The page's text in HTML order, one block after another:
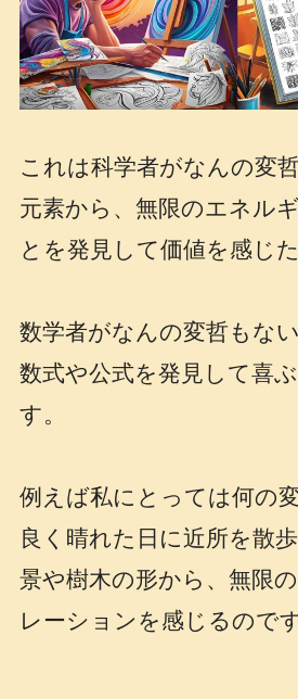
これは科学者がなんの変
元素から、無限のエネル
とを発見して価値を感じた
数学者がなんの変哲もな
数式や公式を発見して喜
す。
例えば私にとっては何の
良く晴れた日に近所を散
景や樹木の形から、無限
レーションを感じるので